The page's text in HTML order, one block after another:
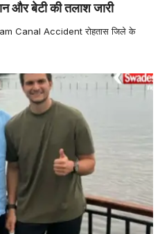
और बेटी की तलाश जारी
Canal Accident रोहतास जिले के